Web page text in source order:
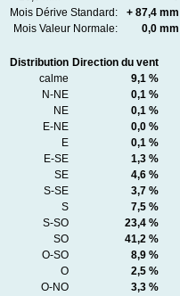
Mois Dérive Standard:
+ 87,4 mm
Mois Valeur Normale:
0,0 mm
Distribution Direction du vent
calme
9,1 %
N-NE
0,1 %
NE
0,1 %
E-NE
0,0 %
E
0,1 %
E-SE
1,3 %
SE
4,6 %
S-SE
3,7 %
S
7,5 %
S-SO
23,4 %
SO
41,2 %
O-SO
8,9 %
O
2,5 %
O-NO
3,3 %